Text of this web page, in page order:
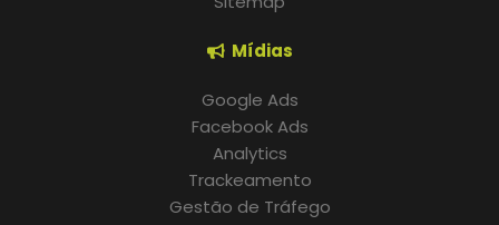
Mídias
Google Ads
Facebook Ads
Analytics
Trackeamento
Gestão de Tráfego